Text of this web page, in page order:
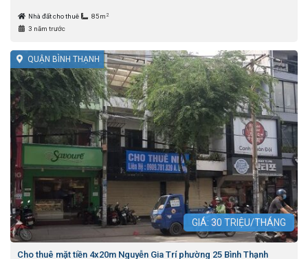
Nhà đất cho thuê 85m 2
3 năm trước
QUẬN BÌNH THẠNH
GIÁ: 30 TRIỆU/THÁNG
Cho thuê mặt tiền 4x20m Nguyễn Gia Trí phường 25 Bình Thạnh